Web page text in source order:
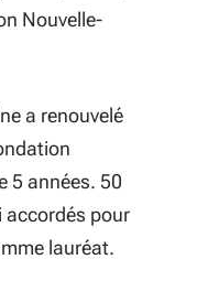
Nouvelle-
a renouvelé
5 années. 50
accordés pour
lauréat.